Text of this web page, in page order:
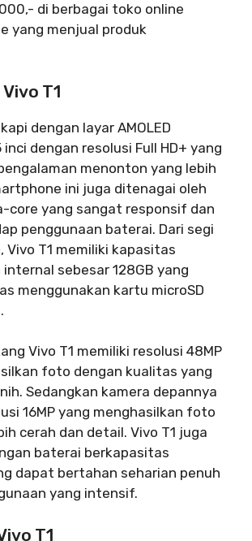
di berbagai toko online
yang menjual produk
T1
dengan layar AMOLED
dengan resolusi Full HD+ yang
menonton yang lebih
ini juga ditenagai oleh
core yang sangat responsif dan
penggunaan baterai. Dari segi
Vivo T1 memiliki kapasitas
sebesar 128GB yang
menggunakan kartu microSD
Vivo T1 memiliki resolusi 48MP
foto dengan kualitas yang
Sedangkan kamera depannya
16MP yang menghasilkan foto
cerah dan detail. Vivo T1 juga
baterai berkapasitas
dapat bertahan seharian penuh
yang intensif.
T1